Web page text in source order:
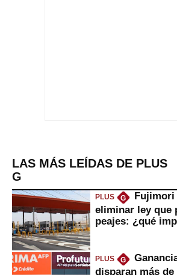
LAS MÁS LEÍDAS DE PLUS
G
PLUS G
Fujimori
eliminar ley que
peajes: ¿qué
PLUS G
disparan más de